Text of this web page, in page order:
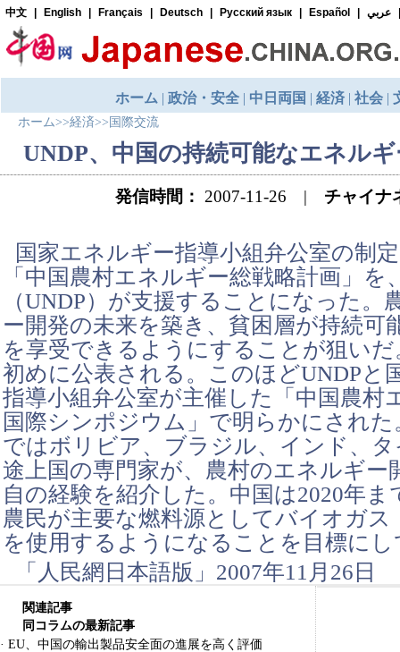
ホーム>>経済>> 国際交流
UNDP、中国の持続可能なエネル
発信時間： 2007-11-26 | チャイナ
国家エネルギー指導小組弁公室の制
「中国農村エネルギー総戦略計画」を
（UNDP）が支援することになった。
ー開発の未来を築き、貧困層が持続可
を享受できるようにすることが狙い
初めに公表される。このほどUNDPと
指導小組弁公室が主催した「中国農村
国際シンポジウム」で明らかにされ
ではボリビア、ブラジル、インド、
途上国の専門家が、農村のエネルギー
自の経験を紹介した。中国は2020年ま
農民が主要な燃料源としてバイオガ
を使用するようになることを目標に
「人民網日本語版」2007年11月26日
関連記事
同コラムの最新記事
· EU、中国の輸出製品安全面の進展を高く評価